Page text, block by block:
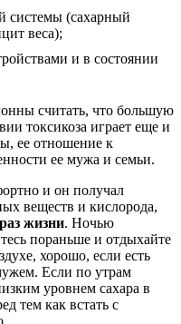
системы (сахарный
веса);
и в состоянии
считать, что большую
токсикоза играет еще и
ее отношение к
ее мужа и семьи.
и он получал
веществ и кислорода,
жизни. Ночью
пораньше и отдыхайте
хорошо, если есть
Если по утрам
уровнем сахара в
тем как встать с